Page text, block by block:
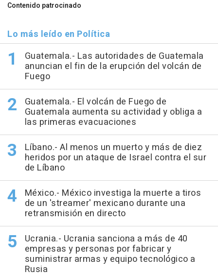
Contenido patrocinado
Lo más leído en Política
Guatemala.- Las autoridades de Guatemala
anuncian el fin de la erupción del volcán de
Fuego
Guatemala.- El volcán de Fuego de
Guatemala aumenta su actividad y obliga a
las primeras evacuaciones
Líbano.- Al menos un muerto y más de diez
heridos por un ataque de Israel contra el sur
de Líbano
México.- México investiga la muerte a tiros
de un 'streamer' mexicano durante una
retransmisión en directo
Ucrania.- Ucrania sanciona a más de 40
empresas y personas por fabricar y
suministrar armas y equipo tecnológico a
Rusia